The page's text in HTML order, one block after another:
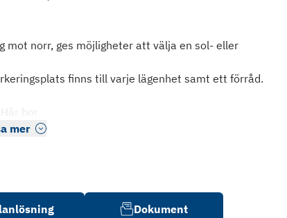
mot norr, ges möjligheter att välja en sol- eller
finns till varje lägenhet samt ett förråd.
bor
mer
Dokument